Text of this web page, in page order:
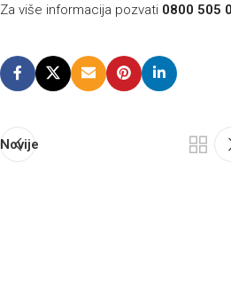
Za više informacija pozvati 0800 505
Novije